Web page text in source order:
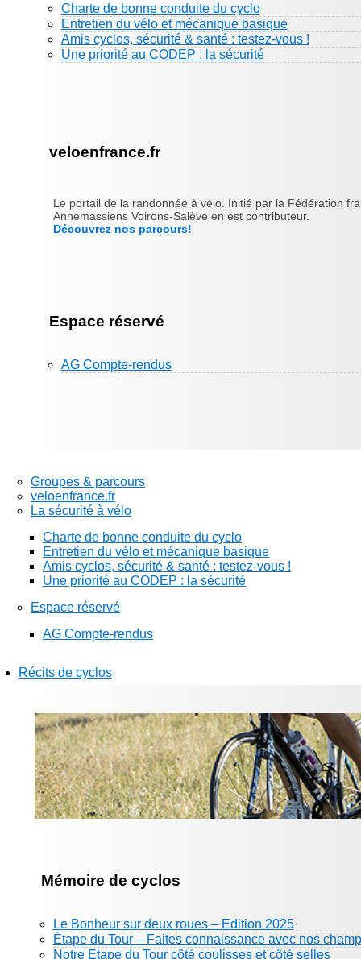
Charte de bonne conduite du cyclo
Entretien du vélo et mécanique basique
Amis cyclos, sécurité & santé : testez-vous !
Une priorité au CODEP : la sécurité
veloenfrance.fr
Le portail de la randonnée à vélo. Initié par la Fédération
Annemassiens Voirons-Salève en est contributeur.
Découvrez nos parcours!
Espace réservé
AG Compte-rendus
Groupes & parcours
veloenfrance.fr
La sécurité à vélo
Charte de bonne conduite du cyclo
Entretien du vélo et mécanique basique
Amis cyclos, sécurité & santé : testez-vous !
Une priorité au CODEP : la sécurité
Espace réservé
AG Compte-rendus
Récits de cyclos
Mémoire de cyclos
Le Bonheur sur deux roues – Edition 2025
Étape du Tour – Faites connaissance avec nos
Notre Etape du Tour côté coulisses et côté selles